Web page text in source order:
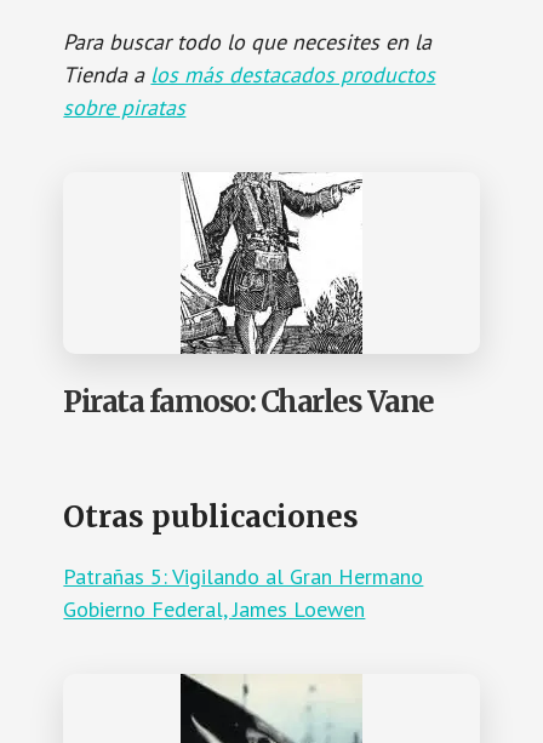
Para buscar todo lo que necesites en la
Tienda a los más destacados productos
sobre piratas
Pirata famoso: Charles Vane
Otras publicaciones
Patrañas 5: Vigilando al Gran Hermano
Gobierno Federal, James Loewen